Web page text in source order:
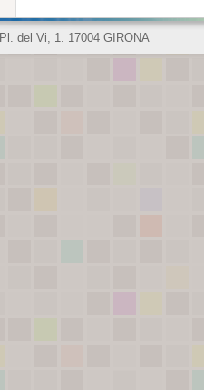
Pl. del Vi, 1. 17004 GIRONA